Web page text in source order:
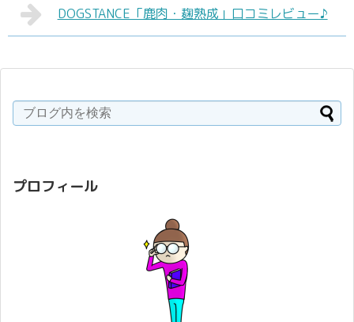
DOGSTANCE「鹿肉・麹熟成」口コミレビュー♪
プロフィール